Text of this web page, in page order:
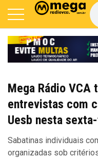
Mega Rádio
entrevistas com
Uesb nesta
Sabatinas individuais
organizadas sob